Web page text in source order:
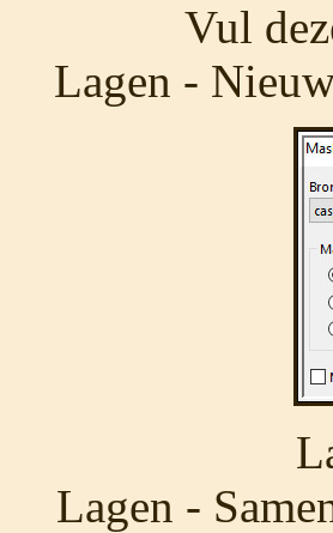
Vul
Lagen -
Lagen -